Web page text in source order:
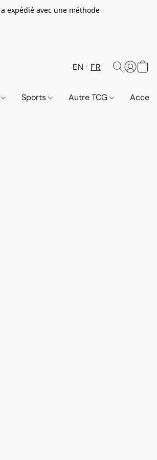
expédié avec une méthode
EN FR
Sports Autre TCG